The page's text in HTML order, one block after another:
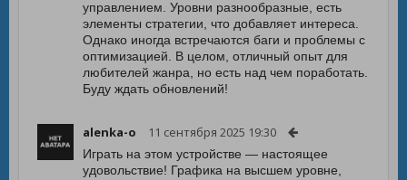
управлением. Уровни разнообразные, есть
элементы стратегии, что добавляет интереса.
Однако иногда встречаются баги и проблемы с
оптимизацией. В целом, отличный опыт для
любителей жанра, но есть над чем поработать.
Буду ждать обновлений!
alenka-o 11 сентября 2025 19:30
Играть на этом устройстве — настоящее
удовольствие! Графика на высшем уровне,